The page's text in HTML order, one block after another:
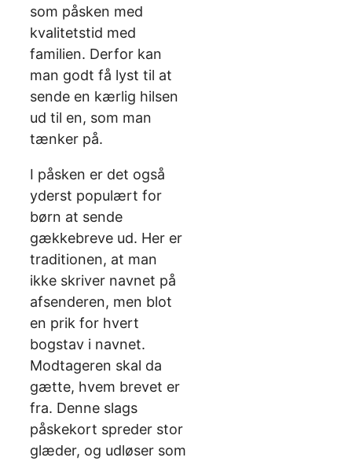
som påsken med
kvalitetstid med
familien. Derfor kan
man godt få lyst til at
sende en kærlig hilsen
ud til en, som man
tænker på.
I påsken er det også
yderst populært for
børn at sende
gækkebreve ud. Her er
traditionen, at man
ikke skriver navnet på
afsenderen, men blot
en prik for hvert
bogstav i navnet.
Modtageren skal da
gætte, hvem brevet er
fra. Denne slags
påskekort spreder stor
glæder, og udløser som